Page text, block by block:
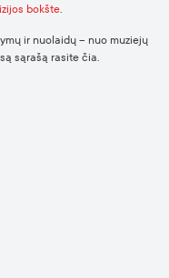
bokšte.
ir nuolaidų – nuo muziejų
sąrašą rasite čia.